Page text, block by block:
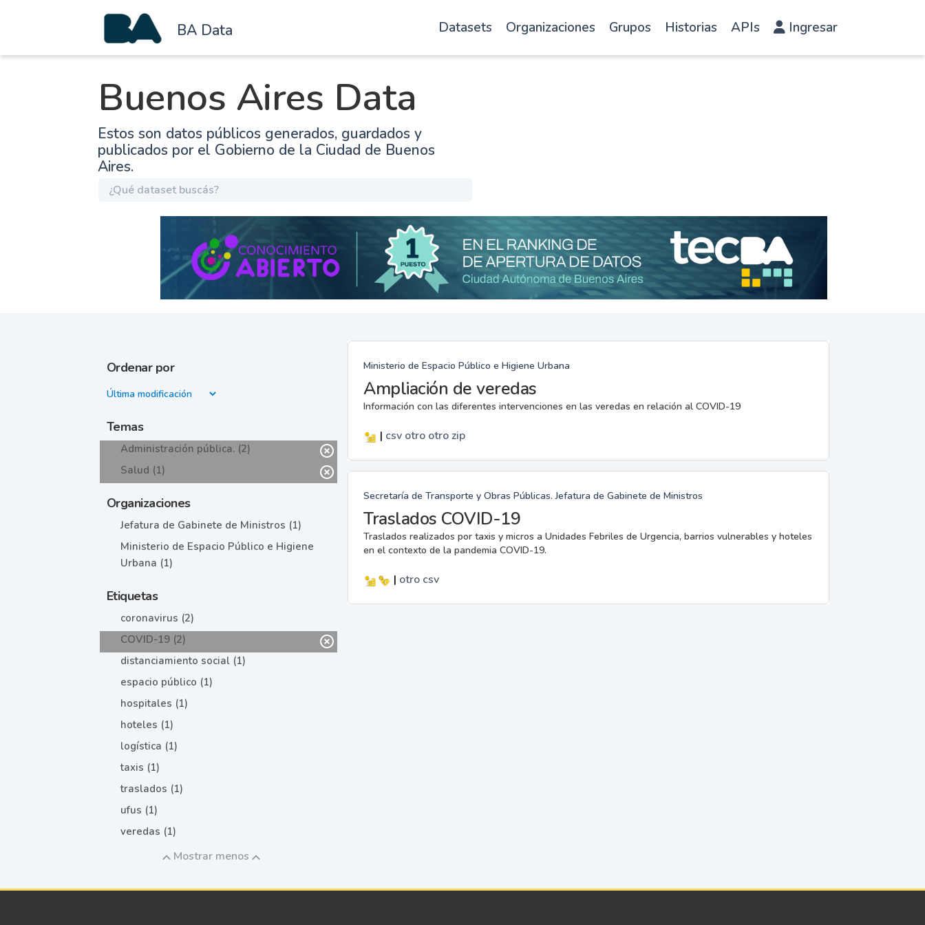
BA Data Datasets Organizaciones Grupos Historias APIs Ingresar
Buenos Aires Data
Estos son datos públicos generados, guardados y
publicados por el Gobierno de la Ciudad de Buenos
Aires.
Ordenar por
Temas
Administración pública. (2)
Salud (1)
Organizaciones
Jefatura de Gabinete de Ministros (1)
Ministerio de Espacio Público e Higiene
Urbana (1)
Etiquetas
coronavirus (2)
COVID-19 (2)
distanciamiento social (1)
espacio público (1)
hospitales (1)
hoteles (1)
logística (1)
taxis (1)
traslados (1)
ufus (1)
veredas (1)
Mostrar menos
Ministerio de Espacio Público e Higiene Urbana
Ampliación de veredas
Información con las diferentes intervenciones en las veredas en relación al COVID-19
| csv otro otrozip
Secretaría de Transporte y Obras Públicas. Jefatura de Gabinete de Ministros
Traslados COVID-19
Traslados realizados por taxis y micros a Unidades Febriles de Urgencia, barrios vulnerables y hoteles
en el contexto de la pandemia COVID-19.
| otro csv